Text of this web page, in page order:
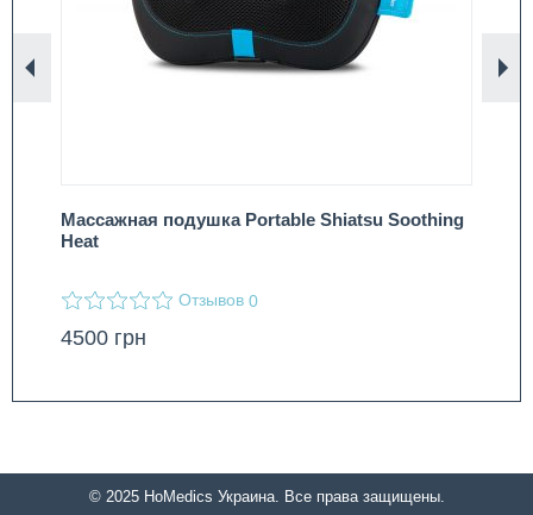
Массажная подушка Portable Shiatsu Soothing
Heat
Отзывов 0
4500 грн
Назад
© 2025 HoMedics Украина. Все права защищены.